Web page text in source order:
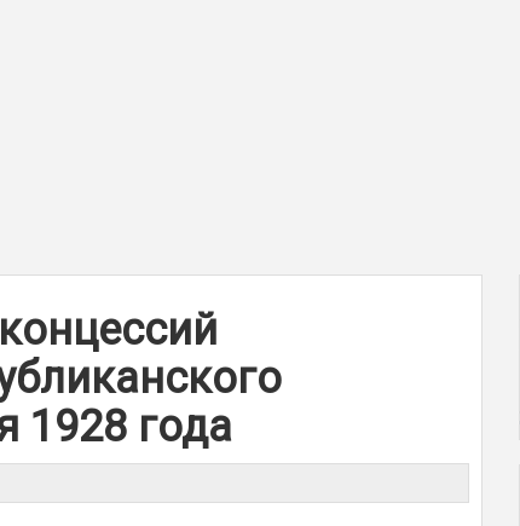
1928 года